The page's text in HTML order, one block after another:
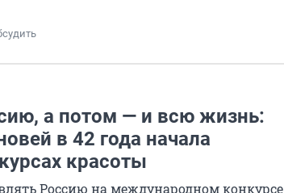
а потом — и всю жизнь:
в 42 года начала
красоты
Россию на международном конкурсе